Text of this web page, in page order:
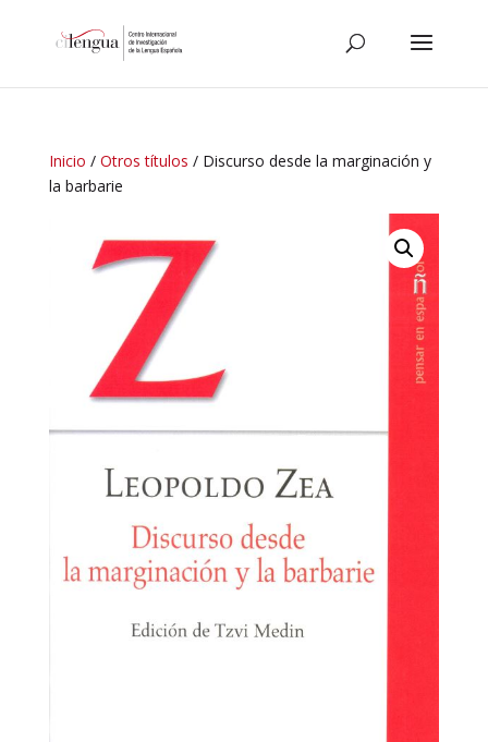
Inicio / Otros títulos / Discurso desde la marginación y
la barbarie